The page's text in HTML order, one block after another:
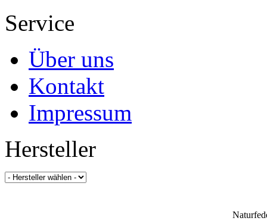
Service
Über uns
Kontakt
Impressum
Hersteller